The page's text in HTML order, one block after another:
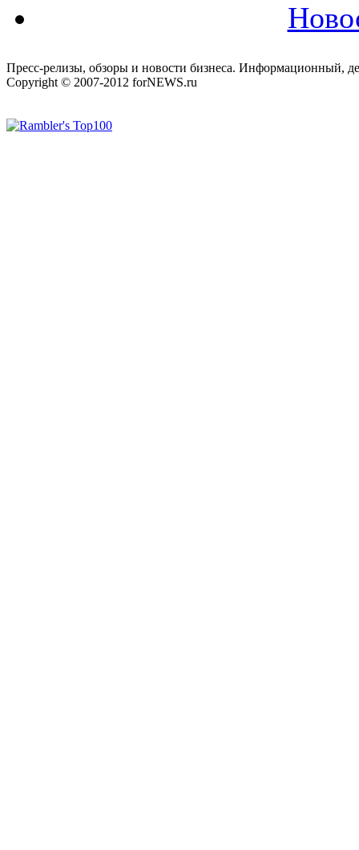
Пресс-релизы, обзоры и новости бизнеса. Информационный,
Copyright © 2007-2012 forNEWS.ru